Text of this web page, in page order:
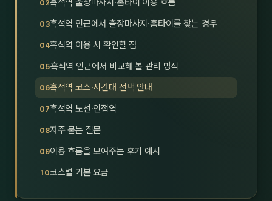
울산
24
흑석역 출장마사지·홈타이 이용 흐름
흑석역 인근에서 출장마사지·홈타이를 찾는 경우
흑석역 이용 시 확인할 점
흑석역 인근에서 비교해 볼 관리 방식
흑석역 코스·시간대 선택 안내
흑석역 노선·인접역
자주 묻는 질문
이용 흐름을 보여주는 후기 예시
코스별 기본 요금